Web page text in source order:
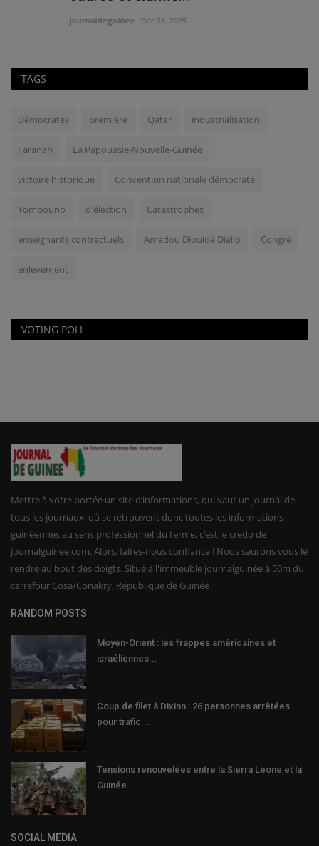
journaldeguinee Dec 31, 2025
TAGS
Démocrates première Qatar industrialisation
Faranah La Papouasie-Nouvelle-Guinée
victoire historique Convention nationale démocrate
Yombouno d'élection Catastrophes
enseignants contractuels Amadou Diouldé Diallo Congrè
enlèvement
VOTING POLL
Mettre à votre portée un site d’informations, qui vaut un journal de
tous les journaux, où se retrouvent donc toutes les informations
guinéennes au sens professionnel du terme, c’est le credo de
journalguinee.com. Alors, faites-nous confiance ! Nous saurons vous le
rendre au bout des doigts. Situé à l'immeuble journalguinée à 50m du
carrefour Cosa/Conakry, République de Guinée
RANDOM POSTS
Moyen-Orient : les frappes américaines et
israéliennes...
Coup de filet à Dixinn : 26 personnes arrêtées
pour trafic...
Tensions renouvelées entre la Sierra Leone et la
Guinée...
SOCIAL MEDIA